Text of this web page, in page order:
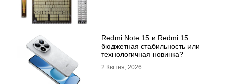
Redmi Note 15 и Redmi 15:
бюджетная стабильность или
технологичная новинка?
2 Квітня, 2026